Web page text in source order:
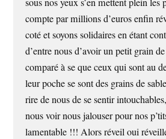
compte par millions d’euros enfin
coté et soyons solidaires en étant
d’entre nous d’avoir un petit grain
comparé à se que ceux qui sont au
leur poche se sont des grains de
rire de nous de se sentir
nous voir nous jalouser pour nos
lamentable !!! Alors réveil oui